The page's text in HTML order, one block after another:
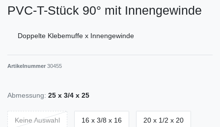
PVC-T-Stück 90° mit Innengewinde
Doppelte Klebemuffe x Innengewinde
Artikelnummer 30455
Abmessung: 25 x 3/4 x 25
Keine Auswahl 16 x 3/8 x 16 20 x 1/2 x 20